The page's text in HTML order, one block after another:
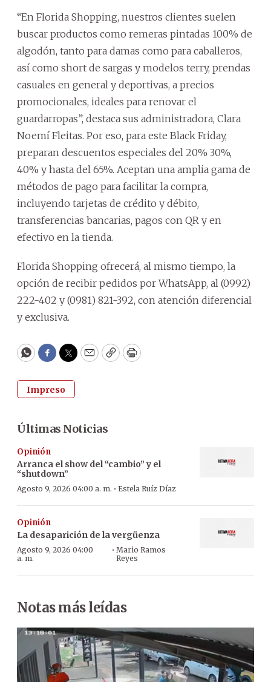
“En Florida Shopping, nuestros clientes suelen
buscar productos como remeras pintadas 100% de
algodón, tanto para damas como para caballeros,
así como short de sargas y modelos terry, prendas
casuales en general y deportivas, a precios
promocionales, ideales para renovar el
guardarropas”, destaca sus administradora, Clara
Noemí Fleitas. Por eso, para este Black Friday,
preparan descuentos especiales del 20% 30%,
40% y hasta del 65%. Aceptan una amplia gama de
métodos de pago para facilitar la compra,
incluyendo tarjetas de crédito y débito,
transferencias bancarias, pagos con QR y en
efectivo en la tienda.
Florida Shopping ofrecerá, al mismo tiempo, la
opción de recibir pedidos por WhatsApp, al (0992)
222-402 y (0981) 821-392, con atención diferencial
y exclusiva.
WhatsApp
Facebook
Twitter
EmailCopyPrint
Impreso
Últimas Noticias
Opinión
Arranca el show del “cambio” y el
“shutdown”
Agosto 9, 2026 04:00 a. m. · Estela Ruíz Díaz
Opinión
La desaparición de la vergüenza
Agosto 9, 2026 04:00
a. m.
· Mario Ramos
Reyes
Notas más leídas